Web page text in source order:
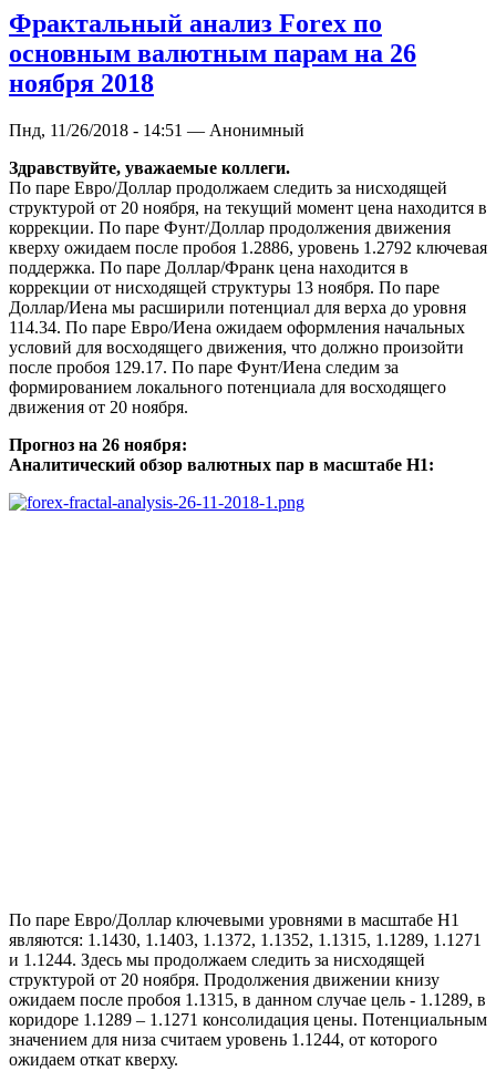
Фрактальный анализ Forex по
основным валютным парам на 26
ноября 2018
Пнд, 11/26/2018 - 14:51 — Анонимный
Здравствуйте, уважаемые коллеги.
По паре Евро/Доллар продолжаем следить за нисходящей
структурой от 20 ноября, на текущий момент цена находится в
коррекции. По паре Фунт/Доллар продолжения движения
кверху ожидаем после пробоя 1.2886, уровень 1.2792 ключевая
поддержка. По паре Доллар/Франк цена находится в
коррекции от нисходящей структуры 13 ноября. По паре
Доллар/Иена мы расширили потенциал для верха до уровня
114.34. По паре Евро/Иена ожидаем оформления начальных
условий для восходящего движения, что должно произойти
после пробоя 129.17. По паре Фунт/Иена следим за
формированием локального потенциала для восходящего
движения от 20 ноября.
Прогноз на 26 ноября:
Аналитический обзор валютных пар в масштабе Н1:
По паре Евро/Доллар ключевыми уровнями в масштабе Н1
являются: 1.1430, 1.1403, 1.1372, 1.1352, 1.1315, 1.1289, 1.1271
и 1.1244. Здесь мы продолжаем следить за нисходящей
структурой от 20 ноября. Продолжения движении книзу
ожидаем после пробоя 1.1315, в данном случае цель - 1.1289, в
коридоре 1.1289 – 1.1271 консолидация цены. Потенциальным
значением для низа считаем уровень 1.1244, от которого
ожидаем откат кверху.